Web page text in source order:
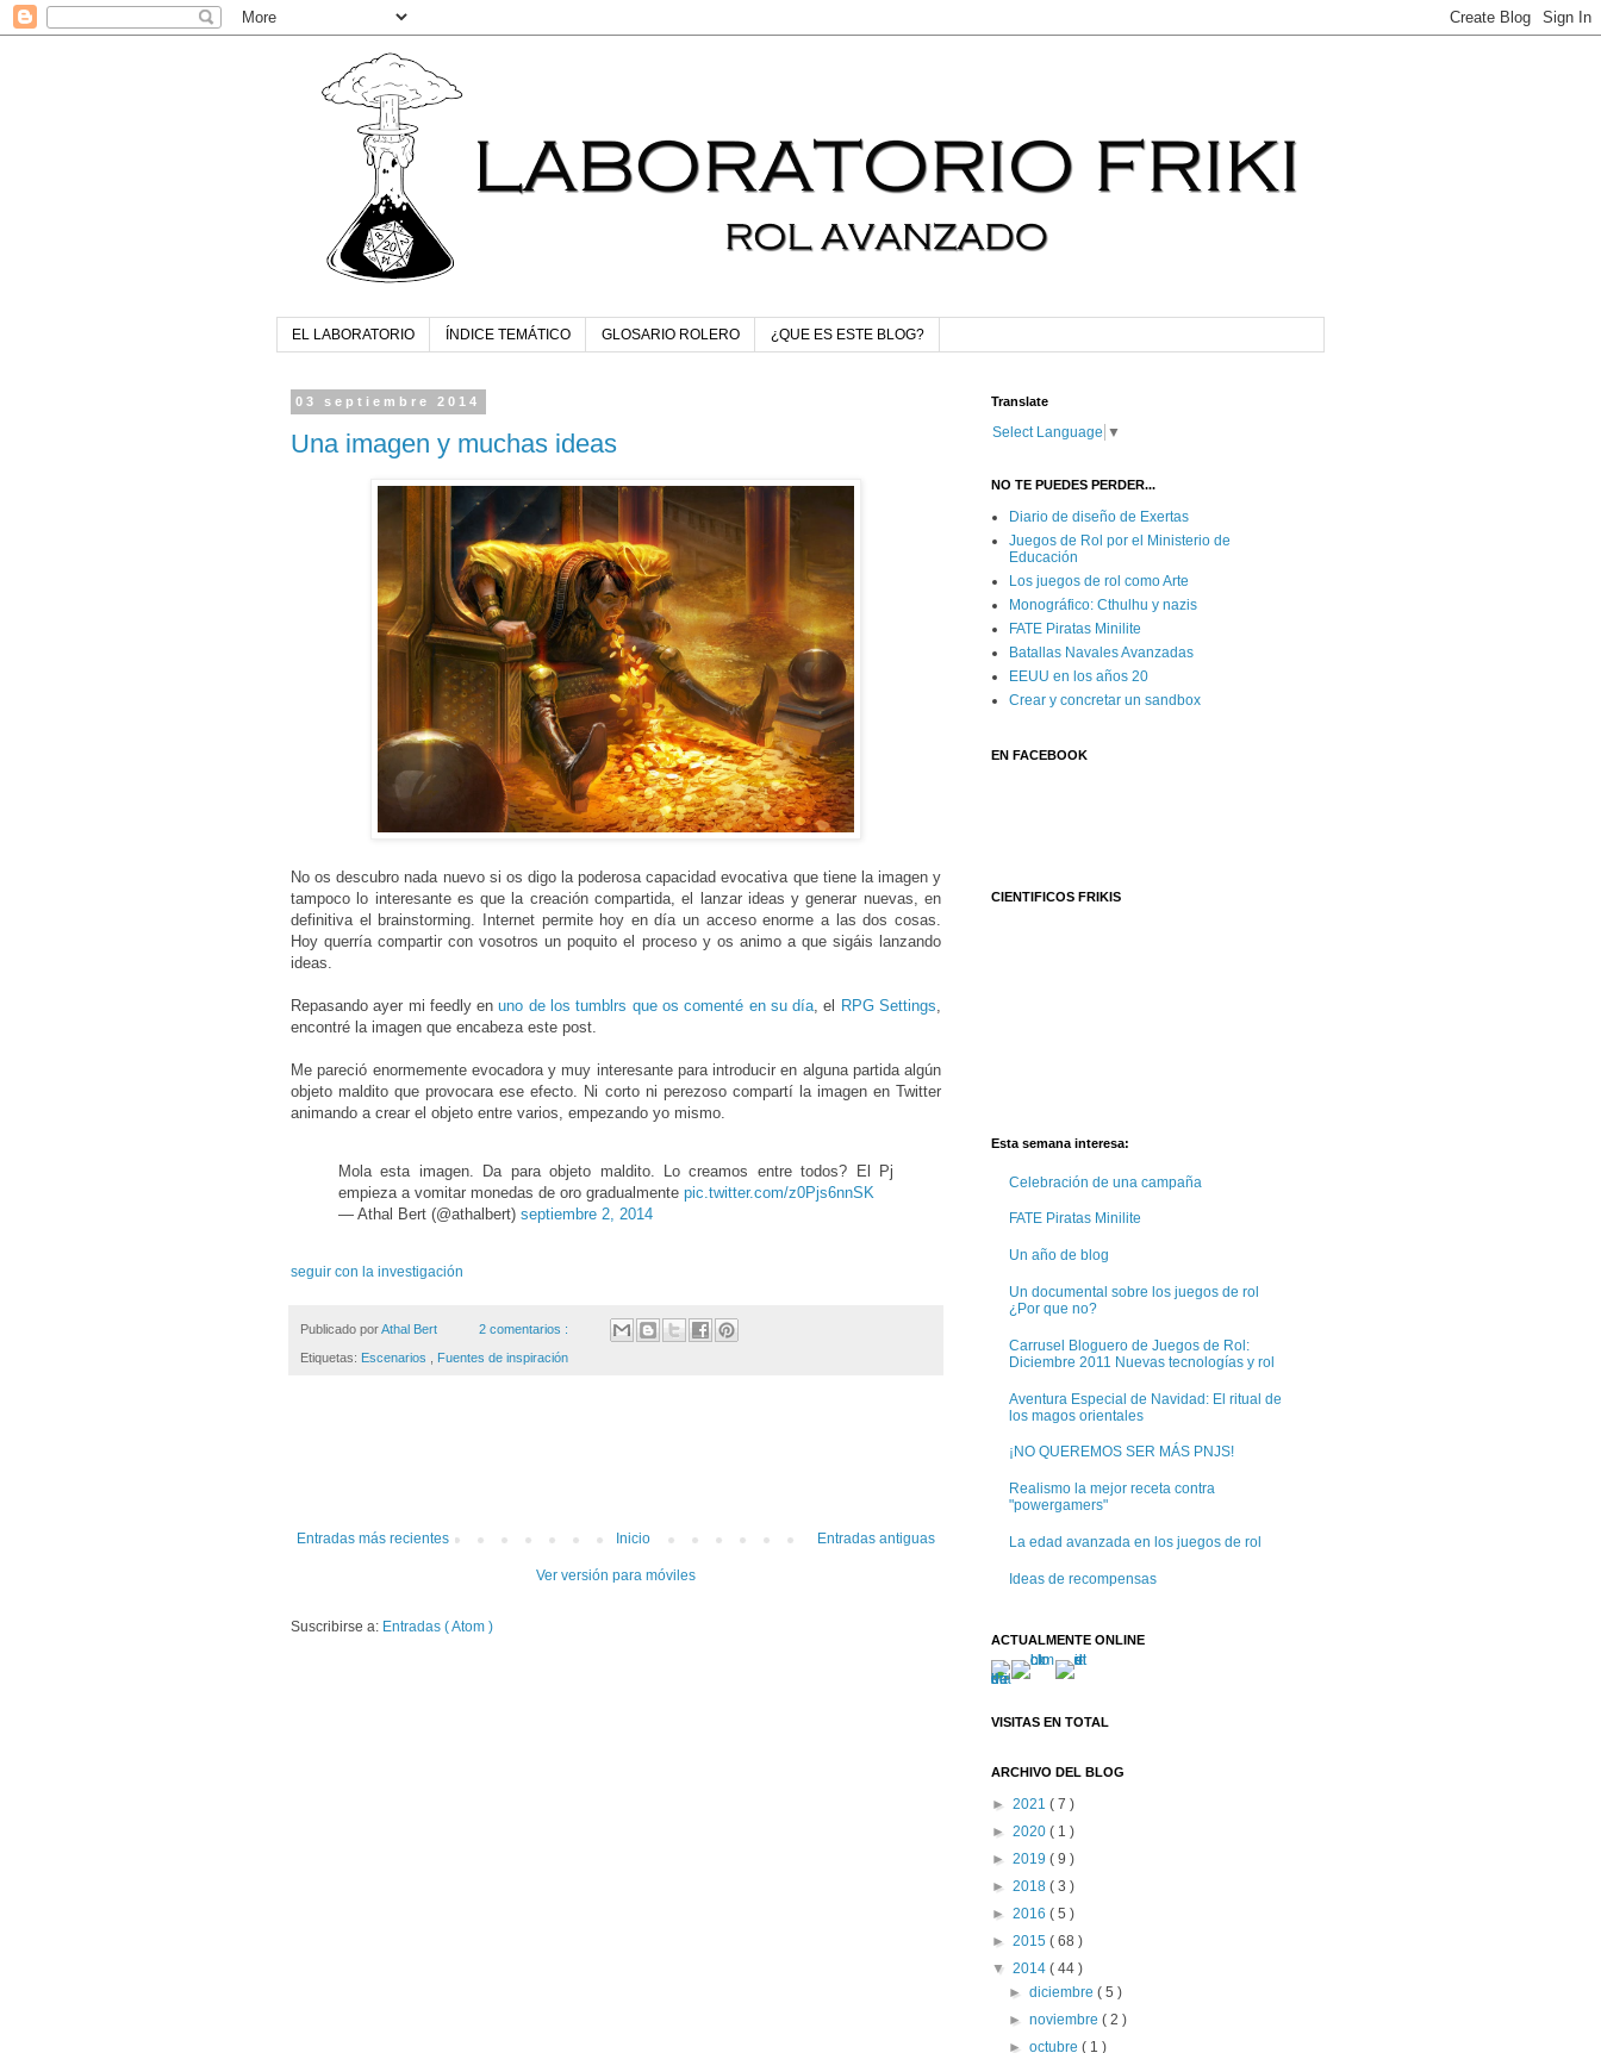
EL LABORATORIO ÍNDICE TEMÁTICO GLOSARIO ROLERO ¿QUE ES ESTE BLOG?
03 septiembre 2014
Una imagen y muchas ideas
No os descubro nada nuevo si os digo la poderosa capacidad evocativa que tiene la imagen y
tampoco lo interesante es que la creación compartida, el lanzar ideas y generar nuevas, en
definitiva el brainstorming. Internet permite hoy en día un acceso enorme a las dos cosas.
Hoy querría compartir con vosotros un poquito el proceso y os animo a que sigáis lanzando
ideas.
Repasando ayer mi feedly enuno de los tumblrs que os comenté en su día, el RPG Settings,
encontré la imagen que encabeza este post.
Me pareció enormemente evocadora y muy interesante para introducir en alguna partida algún
objeto maldito que provocara ese efecto. Ni corto ni perezoso compartí la imagen en Twitter
animando a crear el objeto entre varios, empezando yo mismo.
Mola esta imagen. Da para objeto maldito. Lo creamos entre todos? El Pj
empieza a vomitar monedas de oro gradualmente pic.twitter.com/z0Pjs6nnSK
— Athal Bert (@athalbert) septiembre 2, 2014
seguir con la investigación
Publicado porAthal Bert 2 comentarios :
Etiquetas: Escenarios Fuentes de inspiración
Entradas más recientes Entradas antiguas
Inicio
Ver versión para móviles
Suscribirse a: Entradas ( Atom )
Translate
Select Language ▼
NO TE PUEDES PERDER...
Diario de diseño de Exertas
Juegos de Rol por el Ministerio de
Educación
Los juegos de rol como Arte
Monográfico: Cthulhu y nazis
FATE Piratas Minilite
Batallas Navales Avanzadas
EEUU en los años 20
Crear y concretar un sandbox
EN FACEBOOK
CIENTIFICOS FRIKIS
Esta semana interesa:
Celebración de una campaña
FATE Piratas Minilite
Un año de blog
Un documental sobre los juegos de rol
¿Por que no?
Carrusel Bloguero de Juegos de Rol:
Diciembre 2011 Nuevas tecnologías y rol
Aventura Especial de Navidad: El ritual de
los magos orientales
¡NO QUEREMOS SER MÁS PNJS!
Realismo la mejor receta contra
"powergamers"
La edad avanzada en los juegos de rol
Ideas de recompensas
ACTUALMENTE ONLINE
VISITAS EN TOTAL
ARCHIVO DEL BLOG
► 2021 ( 7 )
► 2020 ( 1 )
► 2019 ( 9 )
► 2018 ( 3 )
► 2016 ( 5 )
► 2015 ( 68 )
▼ 2014 ( 44 )
►diciembre( 5 )
►noviembre( 2 )
►octubre( 1 )